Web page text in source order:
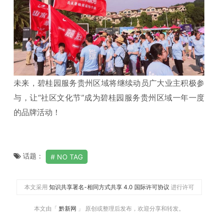
未来，碧桂园服务贵州区域将继续动员广大业主积极参
与，让“社区文化节”成为碧桂园服务贵州区域一年一度
的品牌活动！
话题： NO TAG
本文采用 知识共享署名-相同方式共享 4.0 国际许可协议 进行许可
本文由「 黔新网 」 原创或整理后发布，欢迎分享和转发。